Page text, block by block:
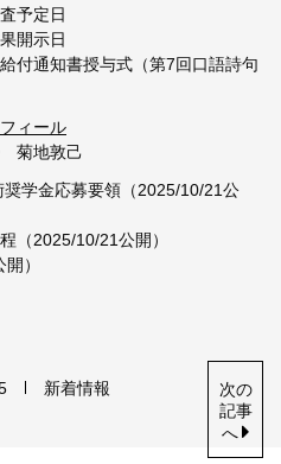
予定日
開示日
付通知書授与式（第7回口語詩句
ィール
菊地敦己
奨学金応募要領（2025/10/21公
（2025/10/21公開）
）
新着情報 次の
記事
へ